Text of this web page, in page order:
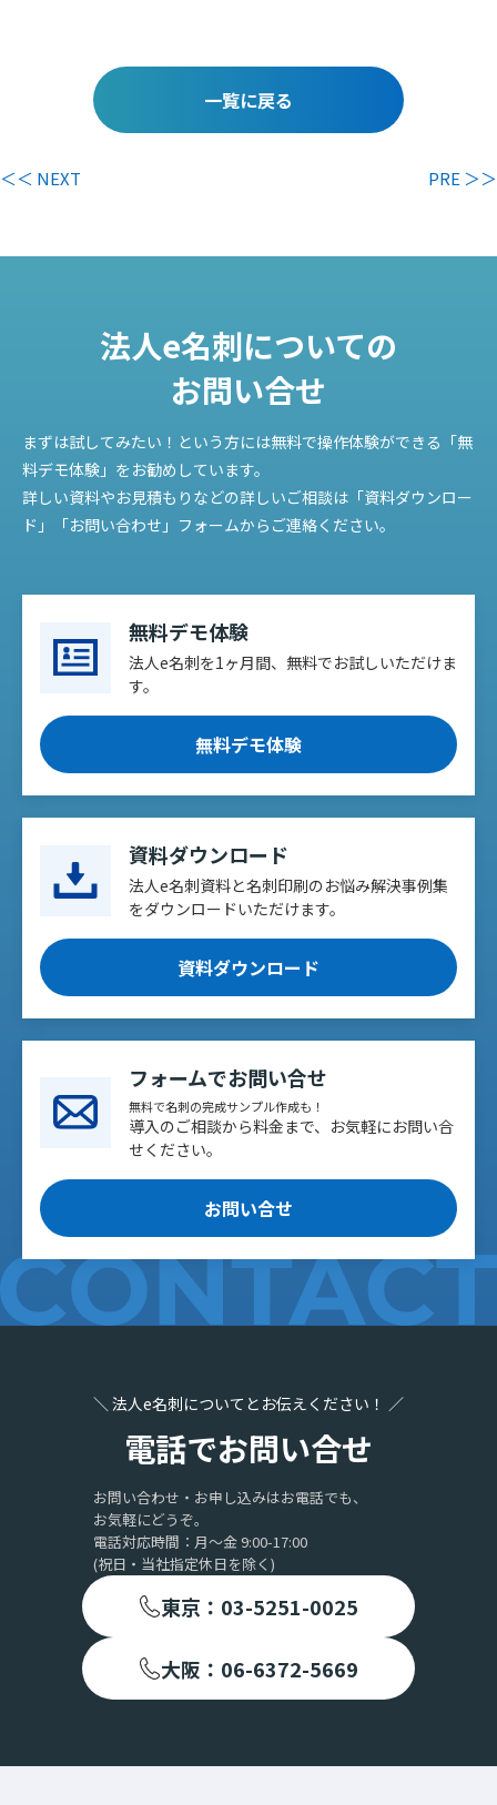
一覧に戻る
＜＜ NEXT PRE ＞＞
法人e名刺についての
お問い合せ
まずは試してみたい！という方には無料で操作体験ができる「無
料デモ体験」をお勧めしています。
詳しい資料やお見積もりなどの詳しいご相談は「資料ダウンロー
ド」「お問い合わせ」フォームからご連絡ください。
無料デモ体験
法人e名刺を1ヶ月間、無料でお試しいただけま
す。
無料デモ体験
資料ダウンロード
法人e名刺資料と名刺印刷のお悩み解決事例集
をダウンロードいただけます。
資料ダウンロード
フォームでお問い合せ
無料で名刺の完成サンプル作成も！
導入のご相談から料金まで、お気軽にお問い合
せください。
お問い合せ
＼ 法人e名刺についてとお伝えください！ ／
電話でお問い合せ
お問い合わせ・お申し込みはお電話でも、
お気軽にどうぞ。
電話対応時間：月〜金 9:00-17:00
(祝日・当社指定休日を除く)
東京：03-5251-0025
大阪：06-6372-5669